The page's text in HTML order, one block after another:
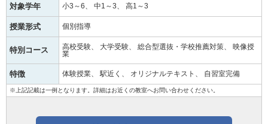
対象学年 小3～6 中1～3 高1～3
授業形式 個別指導
特別コース 高校受験 大学受験 総合型選抜・学校推薦対策
映像授
業
特徴 体験授業 駅近く オリジナルテキスト 自習室完備
※上記記載は一例となります。詳細はお近くの教室へお問い合わせください。